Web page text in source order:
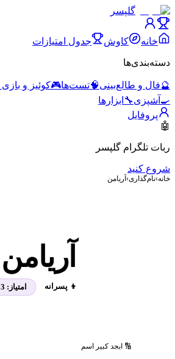
گلپسر
خانه کاوش جدول امتیازات
دسته‌بندی‌ها
🔮فال و طالع‌بینی🧠تست‌ها🎮کوئیز و بازی
🍳 آشپزی🔧 ابزارها
پروفایل
🤖
ربات تلگرام گلپسر
شروع کنید
خانه›نام‌گذاری› آریامن
آریامن
👦 پسرانه امتیاز: 3
🔢 ابجد کبیر اسم